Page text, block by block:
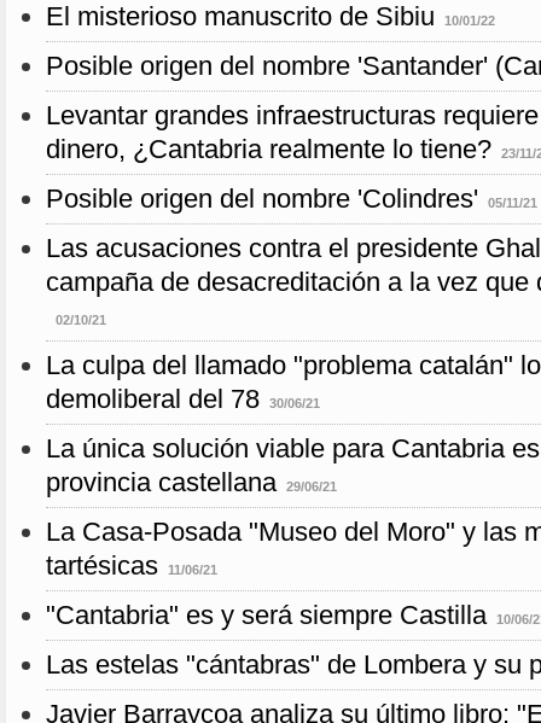
El misterioso manuscrito de Sibiu 10/01/22
Posible origen del nombre 'Santander'
Levantar grandes infraestructuras
dinero, ¿Cantabria realmente lo tiene?
23/11/
Posible origen del nombre 'Colindres' 05/11/21
Las acusaciones contra el presidente
campaña de desacreditación a la vez
02/10/21
La culpa del llamado "problema catalán"
demoliberal del 78
30/06/21
La única solución viable para Cantabria
provincia castellana
29/06/21
La Casa-Posada "Museo del Moro" y las
tartésicas
11/06/21
"Cantabria" es y será siempre Castilla 10/06/
Las estelas "cántabras" de Lombera y su
Javier Barraycoa analiza su último libro: